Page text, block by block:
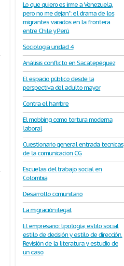
Lo que quiero es irme a Venezuela,
pero no me dejan": el drama de los
migrantes varados en la frontera
entre Chile y Perú
Sociologia unidad 4
Análisis conflicto en Sacatepéquez
El espacio público desde la
perspectiva del adulto mayor
Contra el hambre
El mobbing como tortura moderna
laboral
Cuestionario general entrada tecnicas
de la comunicacion CG
Escuelas del trabajo social en
Colombia
Desarrollo comunitario
La migración ilegal
El empresario: tipología, estilo social,
estilo de decisión y estilo de dirección.
Revisión de la literatura y estudio de
un caso